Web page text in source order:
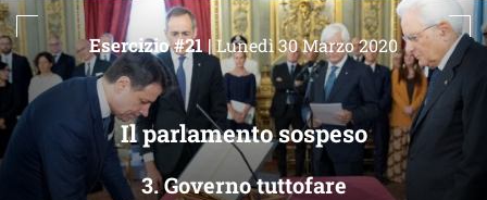
Il parlamento sospeso
3. Governo tuttofare
Esercizio #21 |Lunedì 30 Marzo 2020